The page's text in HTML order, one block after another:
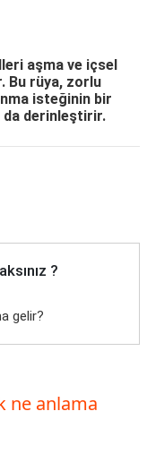
aşma ve içsel
Bu rüya, zorlu
isteğinin bir
da derinleştirir.
?
gelir?
ne anlama